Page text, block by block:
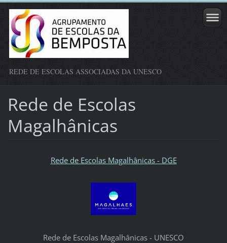
REDE DE ESCOLAS ASSOCIADAS DA UNESCO
Rede de Escolas
Magalhânicas
Rede de Escolas Magalhânicas - DGE
Rede de Escolas Magalhânicas - UNESCO